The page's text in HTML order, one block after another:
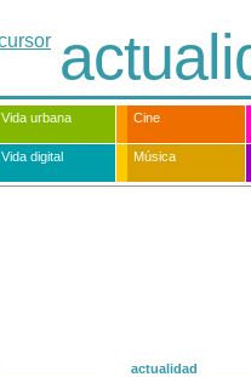
Vida urbana Cine
Vida digital Música
actualidad